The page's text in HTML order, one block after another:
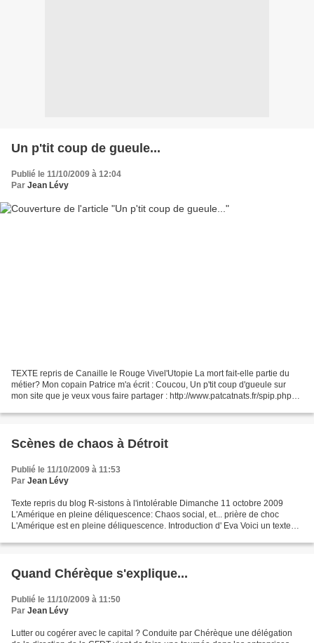
Un p'tit coup de gueule...
Publié le 11/10/2009 à 12:04
Par Jean Lévy
TEXTE repris de Canaille le Rouge Vivel'Utopie La mort fait-elle partie du
métier? Mon copain Patrice m'a écrit : Coucou, Un p'tit coup d'gueule sur
mon site que je veux vous faire partager : http://www.patcatnats.fr/spip.php?
Scènes de chaos à Détroit
Publié le 11/10/2009 à 11:53
Par Jean Lévy
Texte repris du blog R-sistons à l'intolérable Dimanche 11 octobre 2009
L'Amérique en pleine déliquescence: Chaos social, et... prière de choc
L'Amérique est en pleine déliquescence. Introduction d' Eva Voici un texte
Quand Chérèque s'explique...
Publié le 11/10/2009 à 11:50
Par Jean Lévy
Lutter ou cogérer avec le capital ? Conduite par Chérèque une délégation